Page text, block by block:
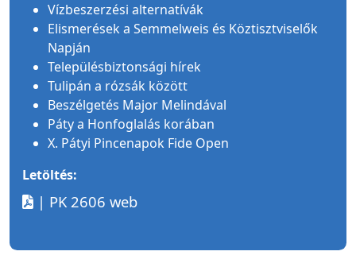
Vízbeszerzési alternatívák
Elismerések a Semmelweis és Köztisztviselők
Napján
Településbiztonsági hírek
Tulipán a rózsák között
Beszélgetés Major Melindával
Páty a Honfoglalás korában
X. Pátyi Pincenapok Fide Open
Letöltés:
| PK 2606 web